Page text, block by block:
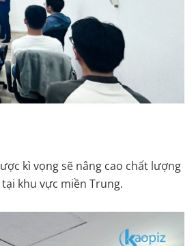
kì vọng sẽ nâng cao chất lượng
khu vực miền Trung.